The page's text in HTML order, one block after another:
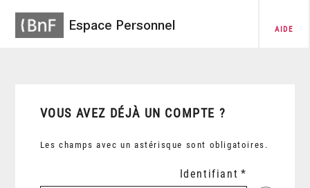
Espace Personnel AIDE
VOUS AVEZ DÉJÀ UN COMPTE ?
Les champs avec un astérisque sont obligatoires.
Identifiant